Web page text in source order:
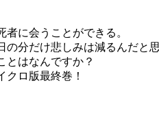
に会うことができる。
の分だけ悲しみは減るんだ
とはなんですか？
ロ版最終巻！